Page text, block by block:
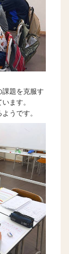
課題を克服す
ます。
うです。